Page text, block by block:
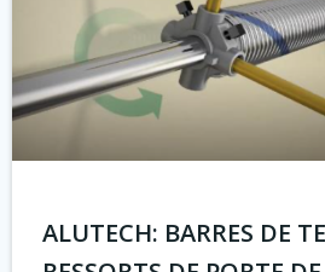
ALUTECH: BARRES DE